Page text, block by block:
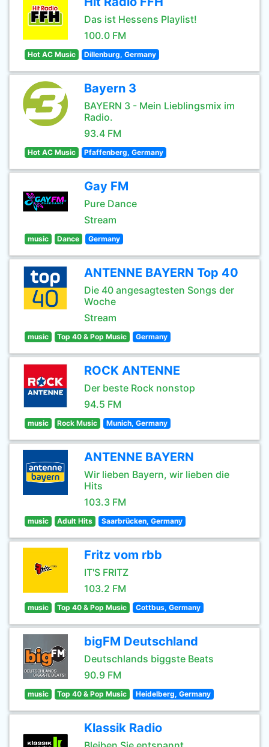
Das ist Hessens Playlist!
100.0 FM
Hot AC Music Dillenburg, Germany
Bayern 3
BAYERN 3 - Mein Lieblingsmix im
Radio.
93.4 FM
Hot AC Music Pfaffenberg, Germany
Gay FM
Pure Dance
Stream
music Dance Germany
ANTENNE BAYERN Top 40
Die 40 angesagtesten Songs der
Woche
Stream
music Top 40 & Pop Music Germany
ROCK ANTENNE
Der beste Rock nonstop
94.5 FM
music Rock Music Munich, Germany
ANTENNE BAYERN
Wir lieben Bayern, wir lieben die
Hits
103.3 FM
music Adult Hits Saarbrücken, Germany
Fritz vom rbb
IT'S FRITZ
103.2 FM
music Top 40 & Pop Music Cottbus, Germany
bigFM Deutschland
Deutschlands biggste Beats
90.9 FM
music Top 40 & Pop Music Heidelberg, Germany
Klassik Radio